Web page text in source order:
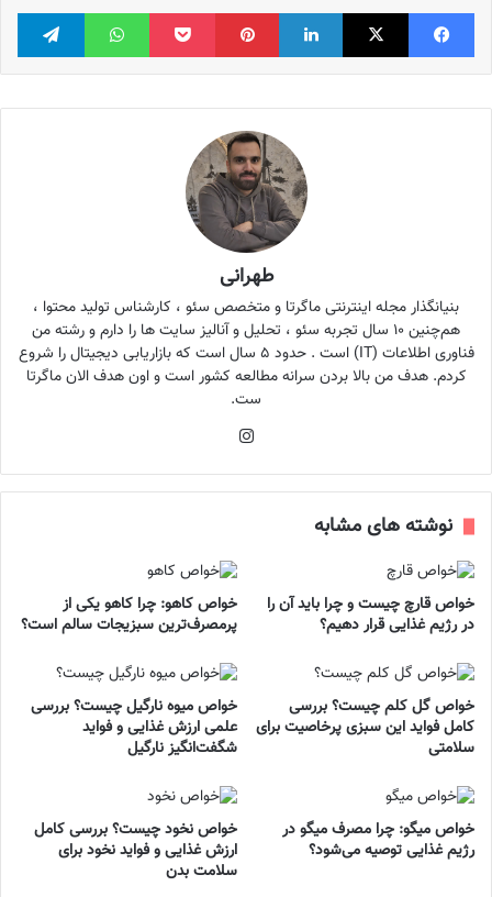
فیس بوک X لینکدین ‫پین‌ترست پاکت واتس آپ
طهرانی
بنیانگذار مجله اینترنتی ماگرتا و متخصص سئو ، کارشناس تولید محتوا ،
هم‌چنین ۱۰ سال تجربه سئو ، تحلیل و آنالیز سایت ها را دارم و رشته من
فناوری اطلاعات (IT) است . حدود ۵ سال است که بازاریابی دیجیتال را شروع
کردم. هدف من بالا بردن سرانه مطالعه کشور است و اون هدف الان ماگرتا
ست.
نوشته های مشابه
خواص قارچ چیست و چرا باید آن را
در رژیم غذایی قرار دهیم؟
خواص کاهو: چرا کاهو یکی از
پرمصرف‌ترین سبزیجات سالم است؟
خواص گل کلم چیست؟ بررسی
کامل فواید این سبزی پرخاصیت برای
سلامتی
خواص میوه نارگیل چیست؟ بررسی
علمی ارزش غذایی و فواید
شگفت‌انگیز نارگیل
خواص میگو: چرا مصرف میگو در
رژیم غذایی توصیه می‌شود؟
خواص نخود چیست؟ بررسی کامل
ارزش غذایی و فواید نخود برای
سلامت بدن